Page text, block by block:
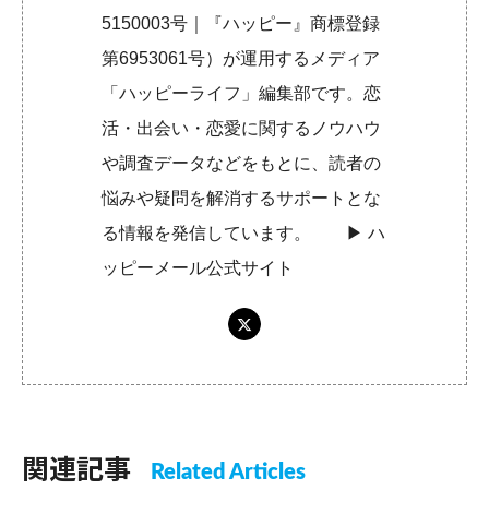
5150003号｜『ハッピー』商標登録
第6953061号）が運用するメディア
「ハッピーライフ」編集部です。恋
活・出会い・恋愛に関するノウハウ
や調査データなどをもとに、読者の
悩みや疑問を解消するサポートとな
る情報を発信しています。 ▶︎ハ
ッピーメール公式サイト
関連記事 Related Articles